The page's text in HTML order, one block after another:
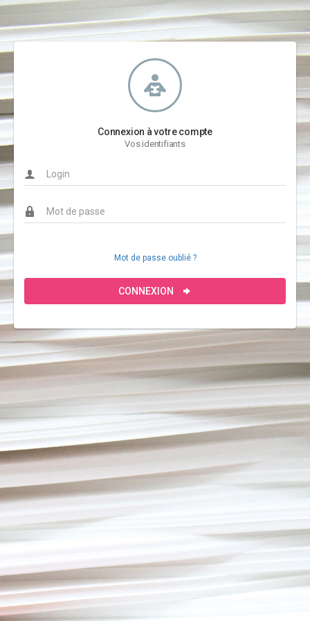
Connexion à votre compte
Vos identifiants
Mot de passe oublié ?
CONNEXION